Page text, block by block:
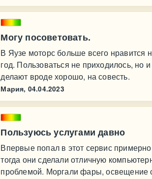
Могу посоветовать.
В Яузе моторс больше всего нравится
год. Пользоваться не приходилось, но
делают вроде хорошо, на совесть.
Мария, 04.04.2023
Пользуюсь услугами давно
Впервые попал в этот сервис
тогда они сделали отличную
проблемой. Моргали фары, освещение